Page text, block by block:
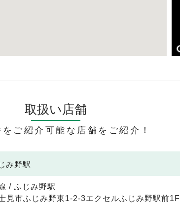
取扱い店舗
ご紹介可能な店舗をご紹介！
み野駅
/ ふじみ野駅
見市ふじみ野東1-2-3エクセルふじみ野駅前1F